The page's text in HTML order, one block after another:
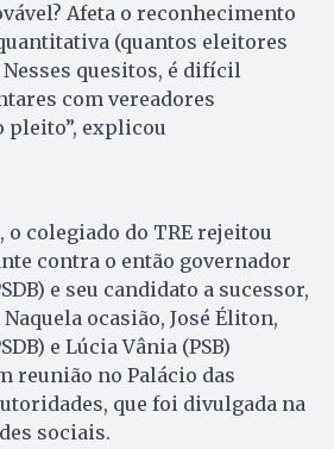
Afeta o reconhecimento
(quantos eleitores
quesitos, é difícil
com vereadores
pleito”, explicou
o colegiado do TRE rejeitou
contra o então governador
e seu candidato a sucessor,
Naquela ocasião, José Éliton,
e Lúcia Vânia (PSB)
reunião no Palácio das
que foi divulgada na
sociais.